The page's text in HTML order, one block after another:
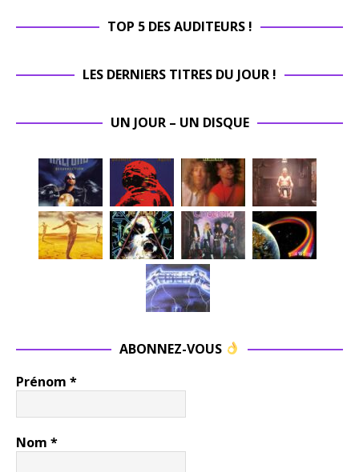
TOP 5 DES AUDITEURS !
LES DERNIERS TITRES DU JOUR !
UN JOUR – UN DISQUE
ABONNEZ-VOUS
Prénom *
Nom *